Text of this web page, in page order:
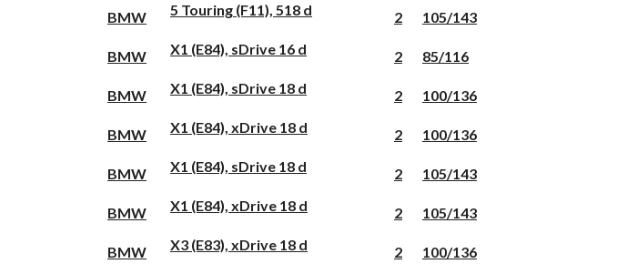
BMW
5 Touring (F11), 518 d 2 105/143
BMW X1 (E84), sDrive 16 d 2 85/116
BMW X1 (E84), sDrive 18 d 2 100/136
BMW X1 (E84), xDrive 18 d 2 100/136
BMW X1 (E84), sDrive 18 d 2 105/143
BMW X1 (E84), xDrive 18 d 2 105/143
BMW X3 (E83), xDrive 18 d 2 100/136